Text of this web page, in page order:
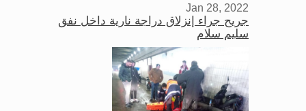
Jan 28, 2022
جريح جراء إنزلاق دراجة نارية داخل نفق
سليم سلام